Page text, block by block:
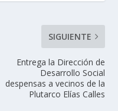
SIGUIENTE
Entrega la Dirección de
Desarrollo Social
despensas a vecinos de la
Plutarco Elías Calles